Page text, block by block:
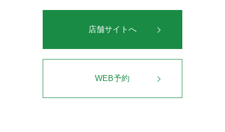
店舗サイトへ
WEB予約